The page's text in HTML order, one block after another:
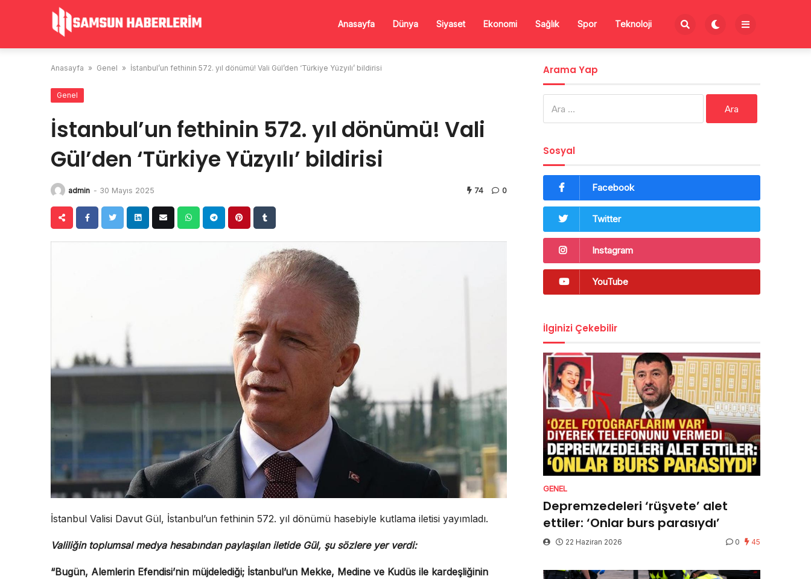
Anasayfa Dünya Siyaset Ekonomi Sağlık Spor Teknoloji
Anasayfa » Genel » İstanbul’un fethinin 572. yıl dönümü! Vali Gül’den ‘Türkiye Yüzyılı’ bildirisi
Genel
İstanbul’un fethinin 572. yıl dönümü! Vali
Gül’den ‘Türkiye Yüzyılı’ bildirisi
admin - 30 Mayıs 2025 74 0
İstanbul Valisi Davut Gül, İstanbul’un fethinin 572. yıl dönümü hasebiyle kutlama iletisi yayımladı.
Valiliğin toplumsal medya hesabından paylaşılan iletide Gül, şu sözlere yer verdi:
“Bugün, Alemlerin Efendisi’nin müjdelediği; İstanbul’un Mekke, Medine ve Kudüs ile kardeşliğinin
Arama Yap
Sosyal
Facebook
Twitter
Instagram
YouTube
İlginizi Çekebilir
GENEL
Depremzedeleri ‘rüşvete’ alet
ettiler: ‘Onlar burs parasıydı’
22 Haziran 2026 0 45